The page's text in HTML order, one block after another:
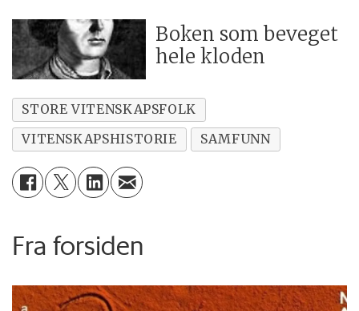
Boken som beveget
hele kloden
STORE VITENSKAPSFOLK
VITENSKAPSHISTORIE
SAMFUNN
Fra forsiden